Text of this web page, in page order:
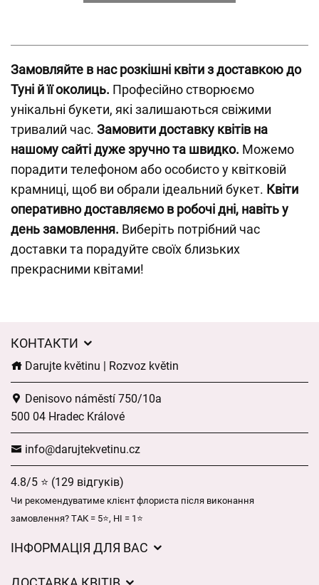
Замовляйте в нас розкішні квіти з доставкою до
Туні й її околиць. Професійно створюємо
унікальні букети, які залишаються свіжими
тривалий час. Замовити доставку квітів на
нашому сайті дуже зручно та швидко. Можемо
порадити телефоном або особисто у квітковій
крамниці, щоб ви обрали ідеальний букет. Квіти
оперативно доставляємо в робочі дні, навіть у
день замовлення. Виберіть потрібний час
доставки та порадуйте своїх близьких
прекрасними квітами!
КОНТАКТИ
Darujte květinu | Rozvoz květin
Denisovo náměstí 750/10a
500 04 Hradec Králové
info@darujtekvetinu.cz
4.8/5 ⭐ (129 відгуків)
Чи рекомендуватиме клієнт флориста після виконання
замовлення? ТАК = 5⭐, НІ = 1⭐
ІНФОРМАЦІЯ ДЛЯ ВАС